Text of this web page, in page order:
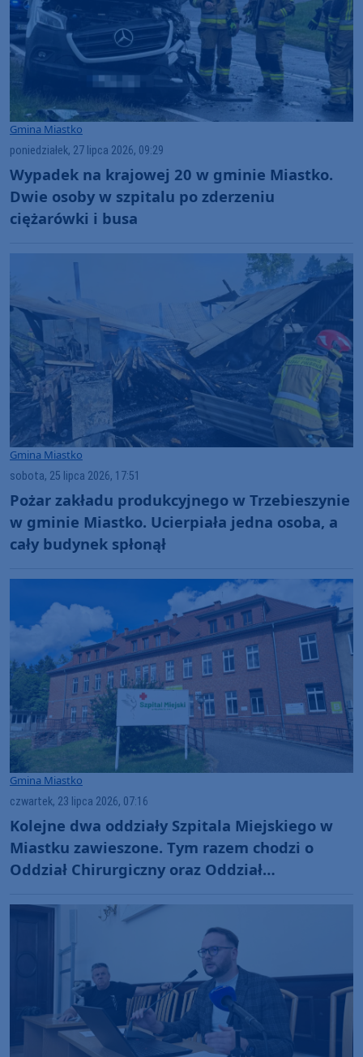
Gmina Miastko
poniedziałek, 27 lipca 2026, 09:29
Wypadek na krajowej 20 w gminie Miastko.
Dwie osoby w szpitalu po zderzeniu
ciężarówki i busa
Gmina Miastko
sobota, 25 lipca 2026, 17:51
Pożar zakładu produkcyjnego w Trzebieszynie
w gminie Miastko. Ucierpiała jedna osoba, a
cały budynek spłonął
Gmina Miastko
czwartek, 23 lipca 2026, 07:16
Kolejne dwa oddziały Szpitala Miejskiego w
Miastku zawieszone. Tym razem chodzi o
Oddział Chirurgiczny oraz Oddział